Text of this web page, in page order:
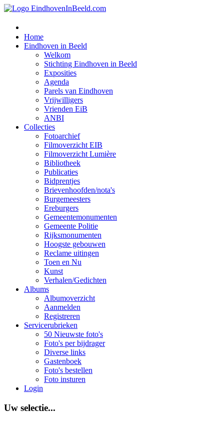
Home
Eindhoven in Beeld
Welkom
Stichting Eindhoven in Beeld
Exposities
Agenda
Parels van Eindhoven
Vrijwilligers
Vrienden EiB
ANBI
Collecties
Fotoarchief
Filmoverzicht EIB
Filmoverzicht Lumière
Bibliotheek
Publicaties
Bidprentjes
Brievenhoofden/nota's
Burgemeesters
Ereburgers
Gemeentemonumenten
Gemeente Politie
Rijksmonumenten
Hoogste gebouwen
Reclame uitingen
Toen en Nu
Kunst
Verhalen/Gedichten
Albums
Albumoverzicht
Aanmelden
Registreren
Servicerubrieken
50 Nieuwste foto's
Foto's per bijdrager
Diverse links
Gastenboek
Foto's bestellen
Foto insturen
Login
Uw selectie...